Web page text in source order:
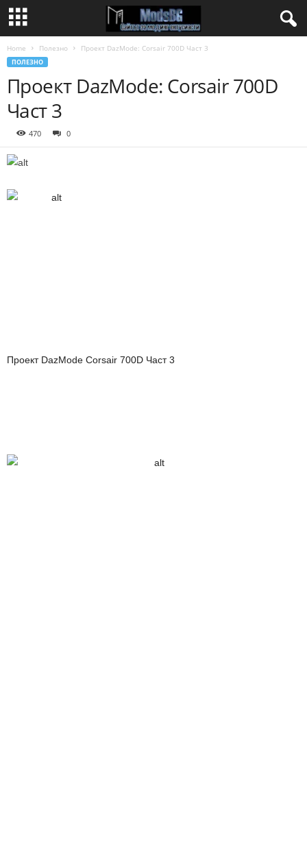
Home Полезно Проект DazMode: Corsair 700D Част 3
ПОЛЕЗНО
Проект DazMode: Corsair 700D
Част 3
470 0
Проект DazMode Corsair 700D Част 3